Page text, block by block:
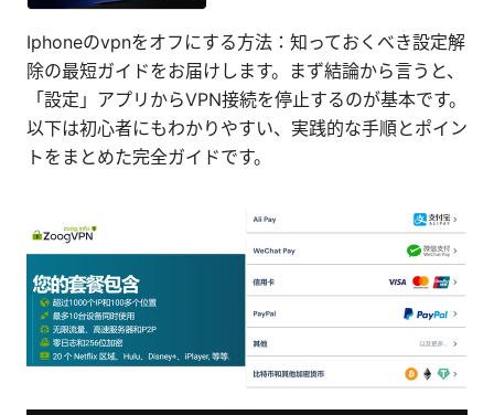
Iphoneのvpnをオフにする方法：知っておくべき設定解
除の最短ガイドをお届けします。まず結論から言うと、
「設定」アプリからVPN接続を停止するのが基本です。
以下は初心者にもわかりやすい、実践的な手順とポイン
トをまとめた完全ガイドです。